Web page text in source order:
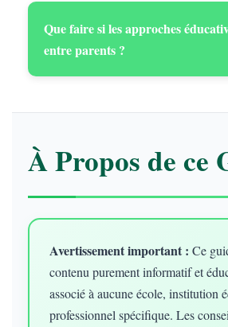
Que faire si les approches
entre parents ?
À Propos de ce
Avertissement important : Ce
contenu purement informatif et
associé à aucune école, institution
professionnel spécifique. Les